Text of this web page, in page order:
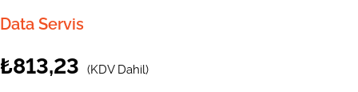
Data Servis
₺813,23 (KDV Dahil)